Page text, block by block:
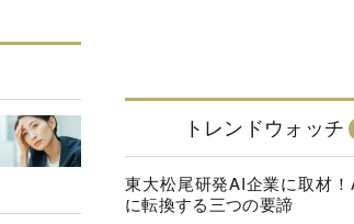
トレンドウォッチ
東大松尾研発AI企業に取材
に転換する三つの要諦